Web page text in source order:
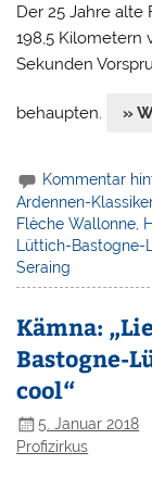
Der 25 Jahre alte
198,5 Kilometern
Sekunden
behaupten. »
Kommentar
Ardennen-
Flèche Wallonne,
Lüttich-Bastogne-
Seraing
Kämna:
Bastogne-
cool“
5. Januar 2018
Profizirkus